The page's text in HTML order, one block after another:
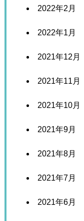
2022年2月
2022年1月
2021年12月
2021年11月
2021年10月
2021年9月
2021年8月
2021年7月
2021年6月